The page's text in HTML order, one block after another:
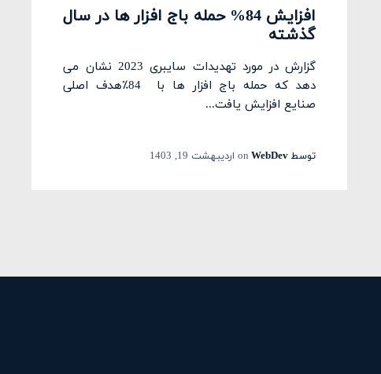
افزایش 84% حمله باج افزار ها در سال
گذشته
گزارش در مورد تهدیدات سایبری 2023 نشان می
دهد که حمله باج افزار ها با 84٪هدف اصلی
صنایع افزایش یافت...
توسطWebDev
on اردیبهشت 19, 1403